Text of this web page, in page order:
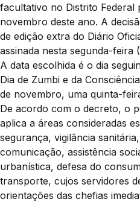
facultativo no Distrito Federal
novembro deste ano. A
de edição extra do Diário
assinada nesta segunda-feira
A data escolhida é o dia
Dia de Zumbi e da
de novembro, uma quinta-
De acordo com o decreto, o
aplica a áreas consideradas
segurança, vigilância
comunicação, assistência
urbanística, defesa do
transporte, cujos servidores
orientações das chefias